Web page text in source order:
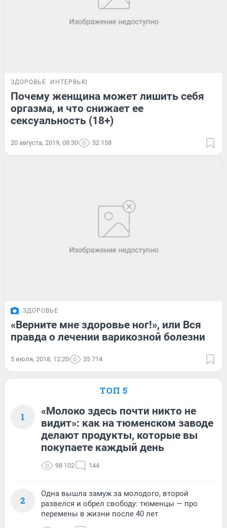
ЗДОРОВЬЕ ИНТЕРВЬЮ
Почему женщина может лишить себя
оргазма, и что снижает ее
сексуальность (18+)
20 августа, 2019, 08:30 52 158
ЗДОРОВЬЕ
«Верните мне здоровье ног!», или Вся
правда о лечении варикозной болезни
5 июля, 2018, 12:20 35 714
ТОП 5
1
«Молоко здесь почти никто не
видит»: как на тюменском заводе
делают продукты, которые вы
покупаете каждый день
98 102 144
2
Одна вышла замуж за молодого, второй
развелся и обрел свободу: тюменцы — про
перемены в жизни после 40 лет